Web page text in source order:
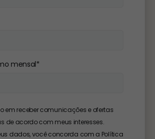
mensal*
em receber comunicações e ofertas
de acordo com meus interesses.
dados, você concorda com a Política